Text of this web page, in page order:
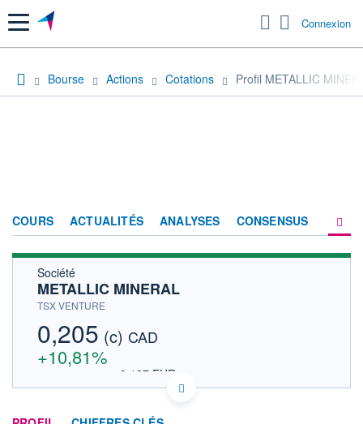
Menu Connexion
Bourse Actions Cotations Profil METALLIC
COURS ACTUALITÉS ANALYSES CONSENSUS
Société
METALLIC MINERAL
TSX VENTURE
0,205 (c) CAD
+10,81%
0,127 EUR
DONNÉES TEMPS DIFFÉRÉ